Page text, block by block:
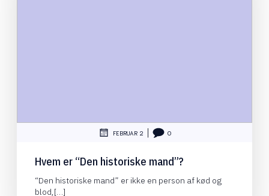
FEBRUAR 2 0
Hvem er “Den historiske mand”?
“Den historiske mand” er ikke en person af kød og
blod,[…]